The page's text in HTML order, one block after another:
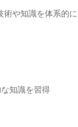
や知識を体系的
知識を習得